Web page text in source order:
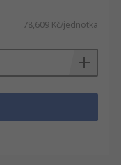
78,609 Kč/jednotka